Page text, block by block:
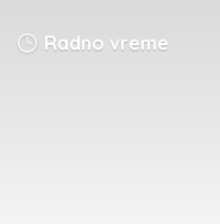
Radno vreme